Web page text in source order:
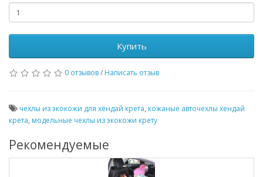
Купить
0 отзывов/ Написать отзыв
чехлы из экокожи для хёндай крета, кожаные авточехлы хендай
крета, модельные чехлы из экокожи крету
Рекомендуемые